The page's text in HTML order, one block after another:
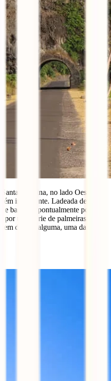
Catarina, no lado Oeste da
indiferente. Ladeada de um
e banhada pontualmente por
por uma série de palmeiras que
dúvida alguma, uma das